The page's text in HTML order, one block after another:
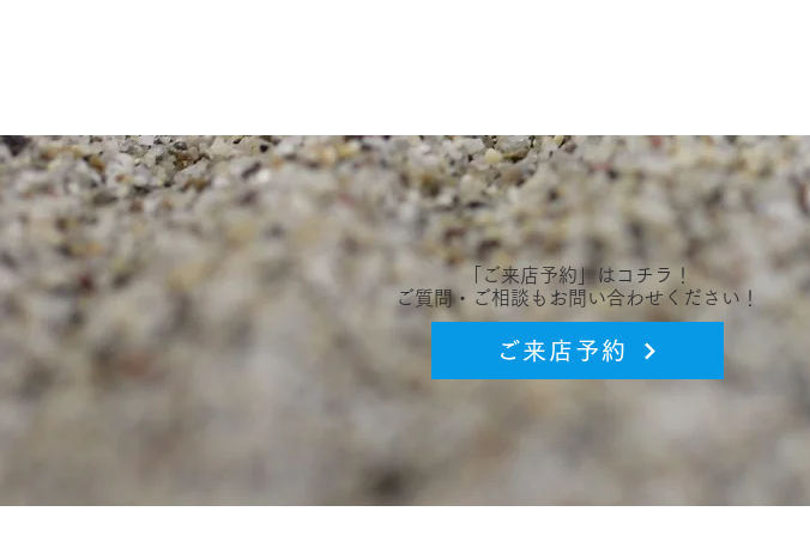
「ご来店予約」はコチラ！
​ご質問・ご相談もお問い合わせください！
ご来店予約